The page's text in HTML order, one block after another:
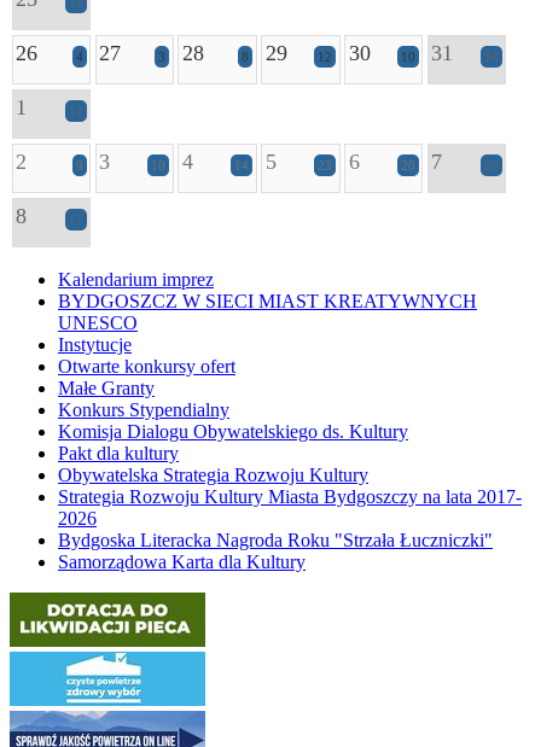
26 4 27 3 28 8 29 12 30 10 31 14
1 12
2 9 3 10 4 14 5 23 6 20 7 20
8 17
Kalendarium imprez
BYDGOSZCZ W SIECI MIAST KREATYWNYCH
UNESCO
Instytucje
Otwarte konkursy ofert
Małe Granty
Konkurs Stypendialny
Komisja Dialogu Obywatelskiego ds. Kultury
Pakt dla kultury
Obywatelska Strategia Rozwoju Kultury
Strategia Rozwoju Kultury Miasta Bydgoszczy na lata 2017-
2026
Bydgoska Literacka Nagroda Roku "Strzała Łuczniczki"
Samorządowa Karta dla Kultury